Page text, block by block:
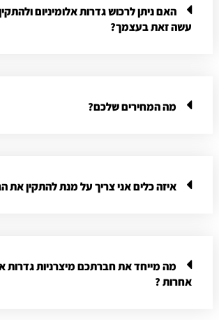
האם ניתן לרכוש גדרות אלומיניום
עשה זאת בעצמך?
מה המחירים שלכם?
איזה כלים אני צריך על מנת להתקין את
מה מייחד את חברתכם מיצרניות גדרות
אחרות ?